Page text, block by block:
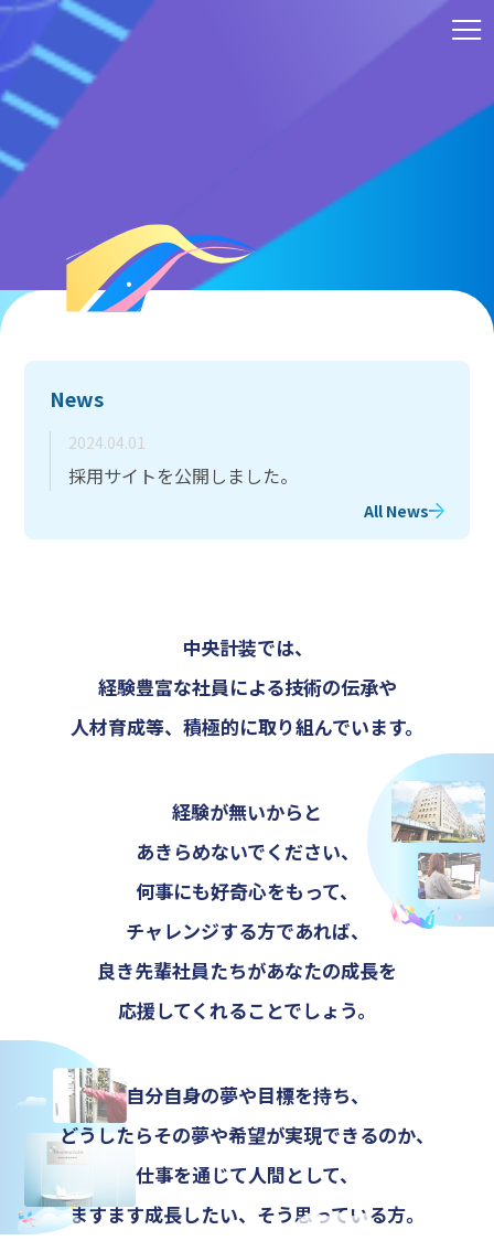
会社を知る
COMPANY
仕事を知る
JOB TYPE
ENVIRONMENT
INTERVIEW
お知らせ
NEWS
採用情報
キャリアエントリー
央計装 と
News
2024.04.01
採用サイトを公開しました。
All News
中央計装では、
経験豊富な社員による技術の伝承や
人材育成等、積極的に取り組んでいます。
経験が無いからと
あきらめないでください、
何事にも好奇心をもって、
チャレンジする方であれば、
良き先輩社員たちがあなたの成長を
応援してくれることでしょう。
自分自身の夢や目標を持ち、
どうしたらその夢や希望が実現できるのか、
仕事を通じて人間として、
ますます成長したい、そう思っている方。